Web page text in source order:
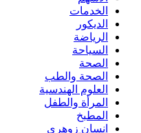
الخدمات
الديكور
الرياضة
السياحة
الصحة
الصحة والطب
العلوم الهندسية
المرأة والطفل
المطبخ
انسان زوهري